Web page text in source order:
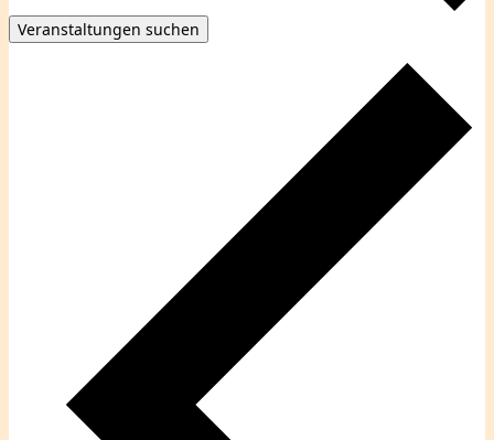
Veranstaltungen suchen